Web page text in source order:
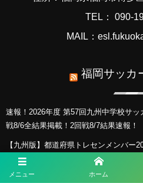
メニュー ホーム
TEL： 090-
MAIL：
福岡サッカ
速報！2026年度 第57回九州中学校サ
戦8/6全結果掲載！2回戦8/7結果速報！
【九州版】都道府県トレセンメンバー
ます！
【福岡県少年男子】参加選手掲載！